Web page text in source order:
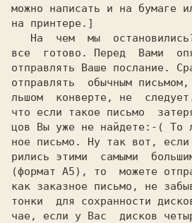
можно написать и на бумаге
на принтере.]
все  готово. Перед  Вами
отправлять Ваше послание.
отправлять  обычным
льшом  конверте, не
что если такое письмо
цов Вы уже не найдете:-( То
ное письмо. Ну так вот,
рились этими  самыми
(формат А5), то  можете
как заказное письмо, не
тонки  для сохранности
чае, если у Вас  дисков